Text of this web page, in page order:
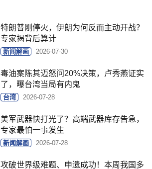
特朗普刚停火，伊朗为何反而主动开战？
专家揭背后算计
新闻解画 2026-07-30
毒油案陈其迈怒问20%决策，卢秀燕证实
了，曝台湾当局有内鬼
台湾 2026-07-28
美军武器快打光了？高端武器库存告急，
专家最怕一事发生
新闻解画 2026-07-28
攻破世界级难题、申遗成功！本周我国多